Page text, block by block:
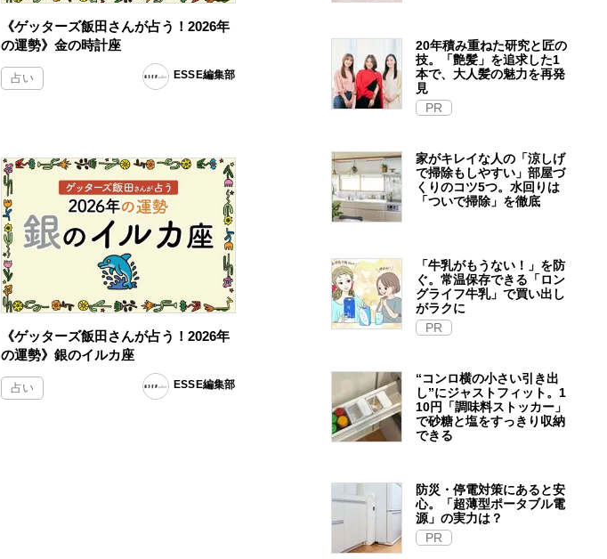
《ゲッターズ飯田さんが占う！2026年
の運勢》金の時計座
占い ESSE編集部
《ゲッターズ飯田さんが占う！2026年
の運勢》銀のイルカ座
占い ESSE編集部
20年積み重ねた研究と匠の
技。「艶髪」を追求した1
本で、大人髪の魅力を再発
見
PR
家がキレイな人の「涼しげ
で掃除もしやすい」部屋づ
くりのコツ5つ。水回りは
「ついで掃除」を徹底
「牛乳がもうない！」を防
ぐ。常温保存できる「ロン
グライフ牛乳」で買い出し
がラクに
PR
“コンロ横の小さい引き出
し”にジャストフィット。1
10円「調味料ストッカー」
で砂糖と塩をすっきり収納
できる
防災・停電対策にあると安
心。「超薄型ポータブル電
源」の実力は？​
PR